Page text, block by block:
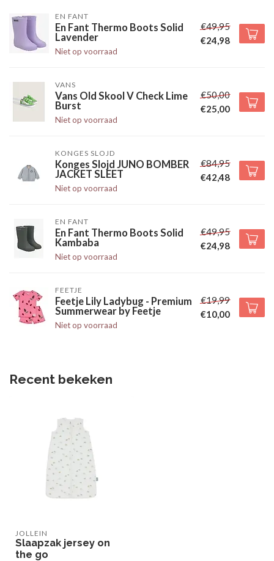
EN FANT
En Fant Thermo Boots Solid
Lavender
Niet op voorraad
€49,95
€24,98
VANS
Vans Old Skool V Check Lime
Burst
Niet op voorraad
€50,00
€25,00
KONGES SLOJD
Konges Slojd JUNO BOMBER
JACKET SLEET
Niet op voorraad
€84,95
€42,48
EN FANT
En Fant Thermo Boots Solid
Kambaba
Niet op voorraad
€49,95
€24,98
FEETJE
Feetje Lily Ladybug - Premium
Summerwear by Feetje
Niet op voorraad
€19,99
€10,00
Recent bekeken
JOLLEIN
Slaapzak jersey on
the go